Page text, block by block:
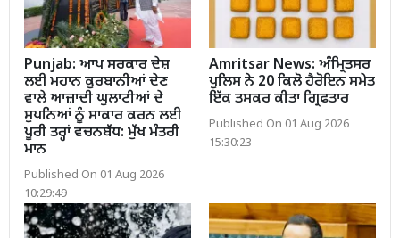
Punjab: ਆਪ ਸਰਕਾਰ ਦੇਸ਼
ਲਈ ਮਹਾਨ ਕੁਰਬਾਨੀਆਂ ਦੇਣ
ਵਾਲੇ ਆਜ਼ਾਦੀ ਘੁਲਾਟੀਆਂ ਦੇ
ਸੁਪਨਿਆਂ ਨੂੰ ਸਾਕਾਰ ਕਰਨ ਲਈ
ਪੂਰੀ ਤਰ੍ਹਾਂ ਵਚਨਬੱਧ: ਮੁੱਖ ਮੰਤਰੀ
ਮਾਨ
Published On 01 Aug 2026
10:29:49
Amritsar News: ਅੰਮ੍ਰਿਤਸਰ
ਪੁਲਿਸ ਨੇ 20 ਕਿਲੋ ਹੈਰੋਇਨ ਸਮੇਤ
ਇੱਕ ਤਸਕਰ ਕੀਤਾ ਗ੍ਰਿਫਤਾਰ
Published On 01 Aug 2026
15:30:23